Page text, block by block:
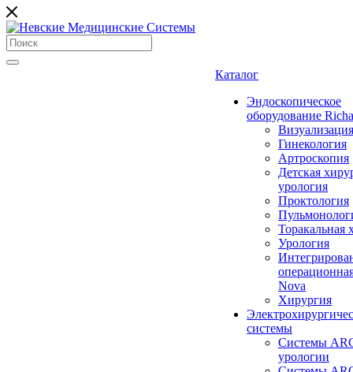
Каталог
Эндоскопическое
оборудование
Визуализация
Гинекология
Артроскопия
Детская
урология
Проктология
Торакальная
Урология
Nova
Хирургия
системы
Системы
урологии